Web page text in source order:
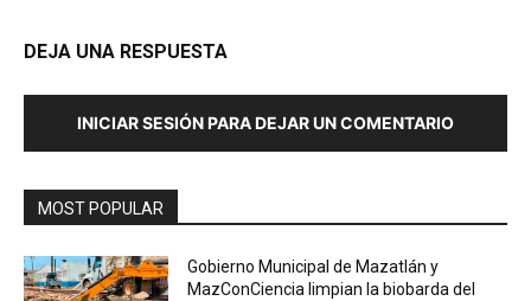
DEJA UNA RESPUESTA
INICIAR SESIÓN PARA DEJAR UN COMENTARIO
MOST POPULAR
Gobierno Municipal de Mazatlán y
MazConCiencia limpian la biobarda del